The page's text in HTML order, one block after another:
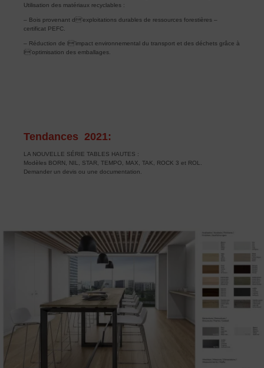
Utilisation des matériaux recyclables :
– Bois provenant d’exploitations durables de ressources forestières –
certificat PEFC.
– Réduction de l’impact environnemental du transport et des déchets grâce à
l’optimisation des emballages.
Tendances 2021:
LA NOUVELLE SÉRIE TABLES HAUTES :
Modèles BORN, NIL, STAR, TEMPO, MAX, TAK, ROCK 3 et ROL.
Demander un devis ou une documentation.